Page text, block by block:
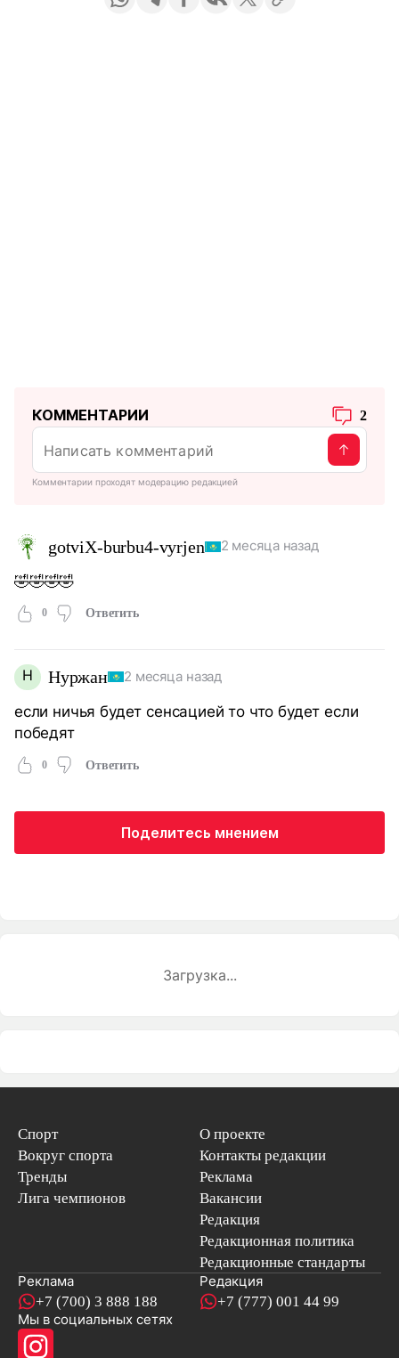
КОММЕНТАРИИ 2
Комментарии проходят модерацию редакцией
gotviX-burbu4-vyrjen 2 месяца назад
🤣🤣🤣🤣
0 Ответить
Н Нуржан 2 месяца назад
если ничья будет сенсацией то что будет если
победят
0 Ответить
Поделитесь мнением
Загрузка...
Спорт
Вокруг спорта
Тренды
Лига чемпионов
О проекте
Контакты редакции
Реклама
Вакансии
Редакция
Редакционная политика
Редакционные стандарты
Реклама
+7 (700) 3 888 188
Редакция
+7 (777) 001 44 99
Мы в социальных сетях